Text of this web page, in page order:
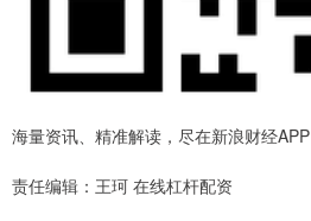
海量资讯、精准解读，尽在新浪财经APP
责任编辑：王珂 在线杠杆配资